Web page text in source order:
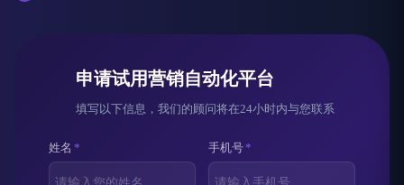
申请试用营销自动化平台
填写以下信息，我们的顾问将在24小时内与您联系
姓名 * 手机号*